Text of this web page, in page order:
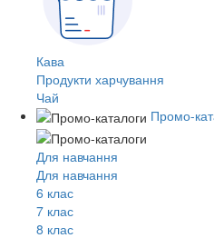
Кава
Продукти харчування
Чай
Промо-
Для навчання
Для навчання
6 клас
7 клас
8 клас